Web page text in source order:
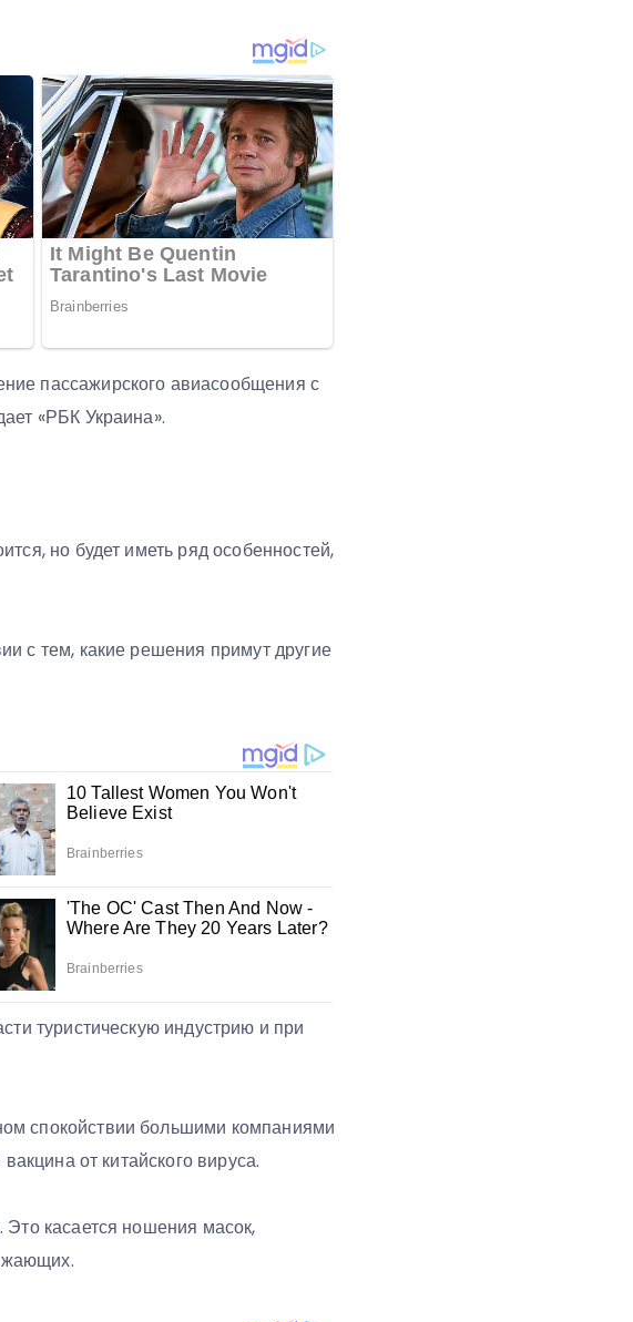
пассажирского авиасообщения с
«РБК Украина».
но будет иметь ряд особенностей,
с тем, какие решения примут другие
туристическую индустрию и при
спокойствии большими компаниями
от китайского вируса.
Это касается ношения масок,